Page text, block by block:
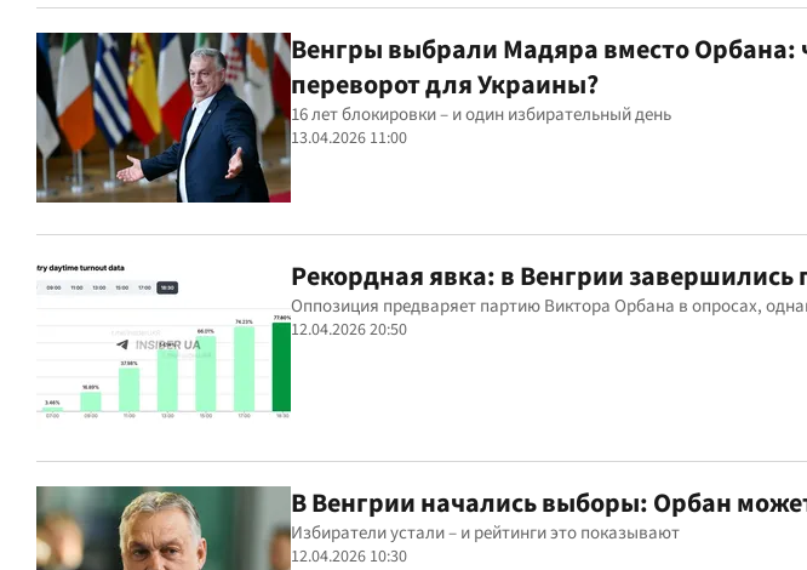
Венгры выбрали Мадяра вместо Орбана:
переворот для Украины?
16 лет блокировки – и один избирательный день
13.04.2026 11:00
Рекордная явка: в Венгрии
Оппозиция предваряет партию Виктора Орбана в опросах,
12.04.2026 20:50
В Венгрии начались выборы: Орбан
Избиратели устали – и рейтинги это показывают
12.04.2026 10:30